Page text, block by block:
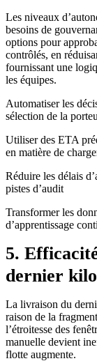
Les niveaux
besoins de
options pour
contrôlés, en
fournissant une
les équipes.
Automatiser les
sélection de la
Utiliser des ETA
en matière de
Réduire les délais
pistes d’audit
Transformer les
d’apprentissage
5.
dernier
La livraison du
raison de la
l’étroitesse des
manuelle devient
flotte augmente.